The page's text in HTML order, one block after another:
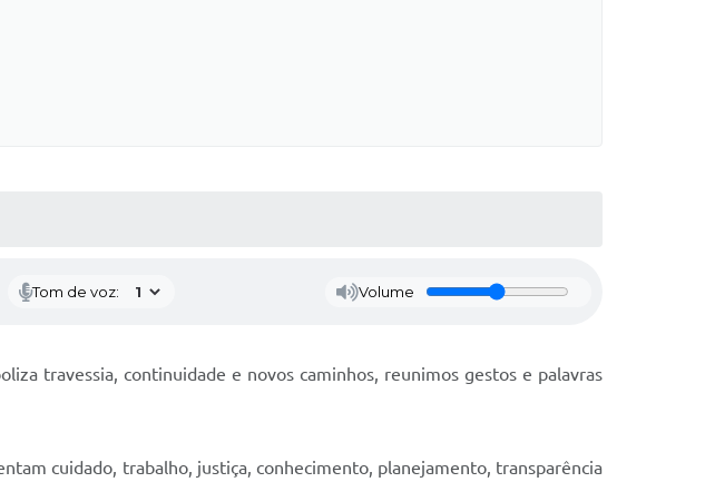
Tom de voz: Volume
travessia, continuidade e novos caminhos, reunimos gestos e palavras
cuidado, trabalho, justiça, conhecimento, planejamento, transparência